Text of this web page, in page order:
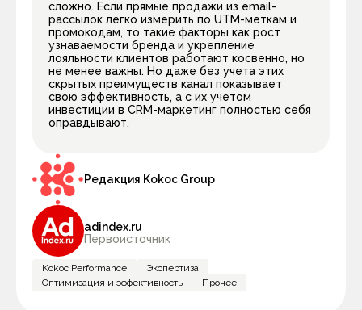
сложно. Если прямые продажи из email-
рассылок легко измерить по UTM-меткам и
промокодам, то такие факторы как рост
узнаваемости бренда и укрепление
лояльности клиентов работают косвенно, но
не менее важны. Но даже без учета этих
скрытых преимуществ канал показывает
свою эффективность, а с их учетом
инвестиции в CRM-маркетинг полностью себя
оправдывают.
Редакция Kokoc Group
adindex.ru
Первоисточник
Kokoc Performance
Экспертиза
Оптимизация и эффективность
Прочее